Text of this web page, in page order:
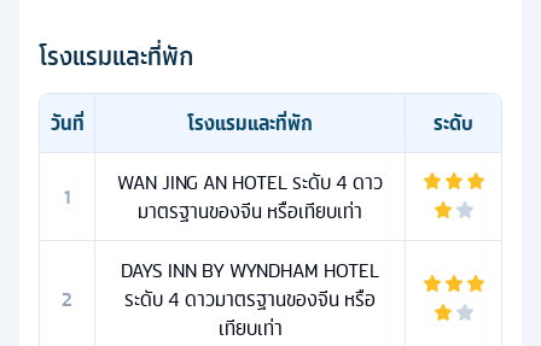
โรงแรมและที่พัก
วันที่ โรงแรมและที่พัก ระดับ
1
WAN JING AN HOTEL ระดับ 4 ดาว
มาตรฐานของจีน หรือเทียบเท่า
2
DAYS INN BY WYNDHAM HOTEL
ระดับ 4 ดาวมาตรฐานของจีน หรือ
เทียบเท่า